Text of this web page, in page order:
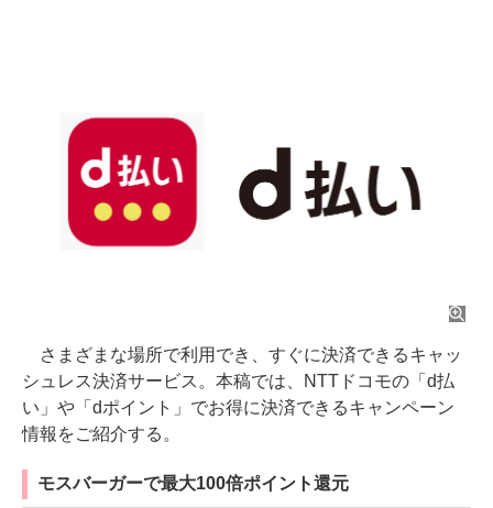
さまざまな場所で利用でき、すぐに決済できるキャッ
シュレス決済サービス。本稿では、NTTドコモの「d払
い」や「dポイント」でお得に決済できるキャンペーン
情報をご紹介する。
モスバーガーで最大100倍ポイント還元